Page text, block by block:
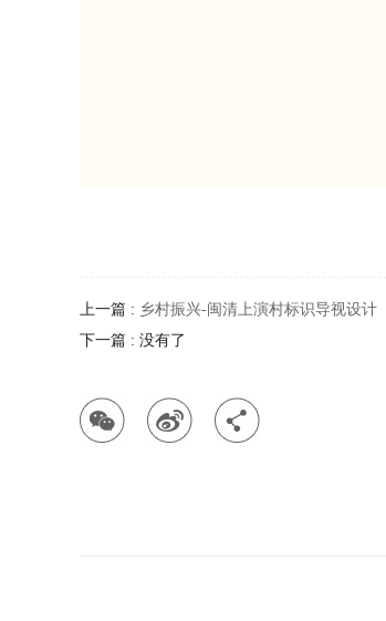
上一篇 : 乡村振兴-闽清上演村标识导视设计
下一篇 : 没有了